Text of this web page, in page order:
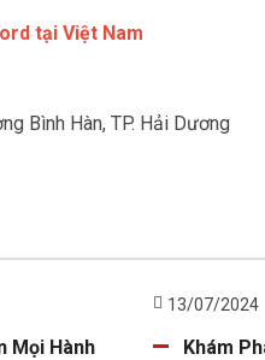
tại Việt Nam
Bình Hàn, TP. Hải Dương
Mọi Hành
13/07/2024
Khám